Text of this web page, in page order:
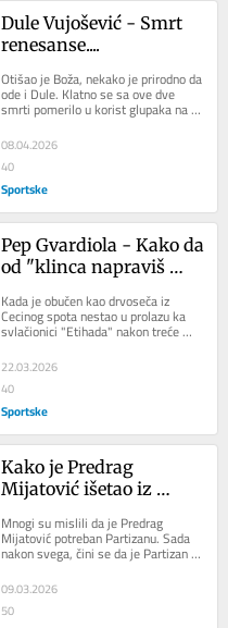
Dule Vujošević - Smrt
renesanse....
Otišao je Boža, nekako je prirodno da
ode i Dule. Klatno se sa ove dve
smrti pomerilo u korist glupaka na
ovom svetu. Jer, kada dva takva
renesansna...
08.04.2026
40
Sportske
Pep Gvardiola - Kako da
od "klinca napraviš
Kada je obučen kao drvoseča iz
Cecinog spota nestao u prolazu ka
svlačionici "Etihada" nakon treće
22.03.2026
40
Sportske
Kako je Predrag
Mijatović išetao iz
Mnogi su mislili da je Predrag
Mijatović potreban Partizanu. Sada
nakon svega, čini se da je Partizan
bio potrebniji njemu.  Zbog čega je
tako, o...
09.03.2026
50